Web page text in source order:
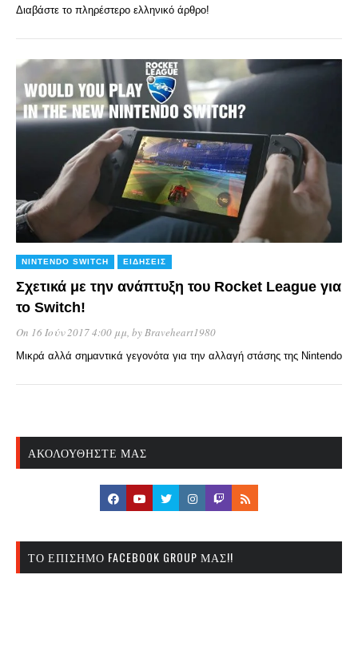
Διαβάστε το πληρέστερο ελληνικό άρθρο!
NINTENDO SWITCH ΕΙΔΉΣΕΙΣ
Σχετικά με την ανάπτυξη του Rocket League για
το Switch!
On 16 Ιούν 2017 4:00 μμ, byBraveheart1980
Μικρά αλλά σημαντικά γεγονότα για την αλλαγή στάσης της Nintendo
ΑΚΟΛΟΥΘΉΣΤΕ ΜΑΣ
ΤΟ ΕΠΊΣΗΜΟ FACEBOOK GROUP ΜΑΣ!!